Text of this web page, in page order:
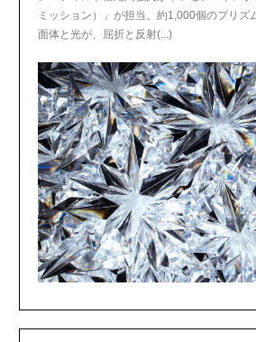
ミッション）」が担当。約1,000個のプリズ
面体と光が、屈折と反射(...)